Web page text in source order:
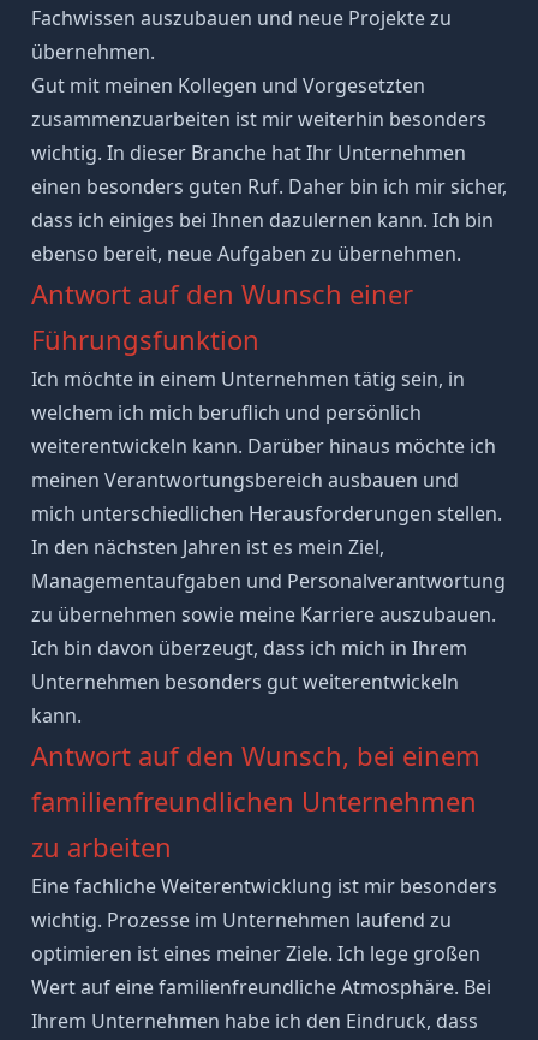
Fachwissen auszubauen und neue Projekte zu
übernehmen.
Gut mit meinen Kollegen und Vorgesetzten
zusammenzuarbeiten ist mir weiterhin besonders
wichtig. In dieser Branche hat Ihr Unternehmen
einen besonders guten Ruf. Daher bin ich mir sicher,
dass ich einiges bei Ihnen dazulernen kann. Ich bin
ebenso bereit, neue Aufgaben zu übernehmen.
Antwort auf den Wunsch einer
Führungsfunktion
Ich möchte in einem Unternehmen tätig sein, in
welchem ich mich beruflich und persönlich
weiterentwickeln kann. Darüber hinaus möchte ich
meinen Verantwortungsbereich ausbauen und
mich unterschiedlichen Herausforderungen stellen.
In den nächsten Jahren ist es mein Ziel,
Managementaufgaben und Personalverantwortung
zu übernehmen sowie meine Karriere auszubauen.
Ich bin davon überzeugt, dass ich mich in Ihrem
Unternehmen besonders gut weiterentwickeln
kann.
Antwort auf den Wunsch, bei einem
familienfreundlichen Unternehmen
zu arbeiten
Eine fachliche Weiterentwicklung ist mir besonders
wichtig. Prozesse im Unternehmen laufend zu
optimieren ist eines meiner Ziele. Ich lege großen
Wert auf eine familienfreundliche Atmosphäre. Bei
Ihrem Unternehmen habe ich den Eindruck, dass